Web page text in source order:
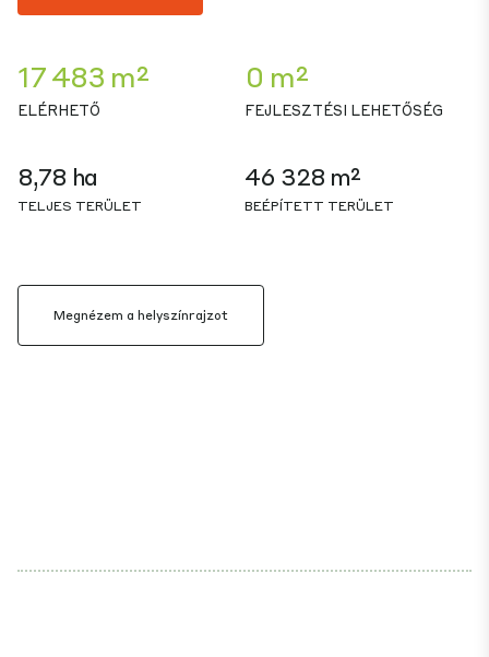
17 483 m²
ELÉRHETŐ
0 m²
FEJLESZTÉSI LEHETŐSÉG
8,78 ha
TELJES TERÜLET
46 328 m²
BEÉPÍTETT TERÜLET
Megnézem a helyszínrajzot